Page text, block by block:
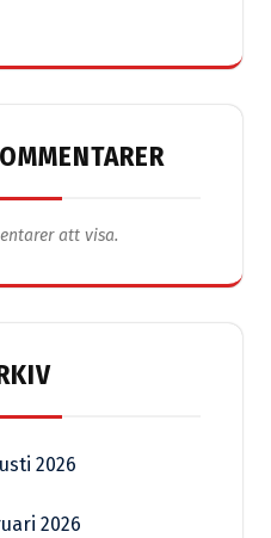
att visa.
2026
2026